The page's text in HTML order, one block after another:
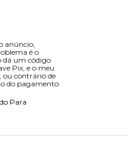
anúncio,
é o
dá um código
Pix, e o meu
contrário de
do pagamento
Para